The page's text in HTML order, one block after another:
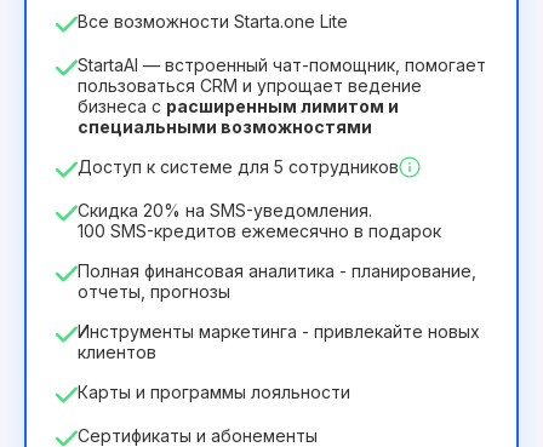
Количество сотрудников
Срок действия лицензии
12 Months(скидка -25%) Выгодный
349₴ 244₴/месяц
Все возможности Starta.one Lite
StartaAI — встроенный чат-помощник, помогает
пользоваться CRM и упрощает ведение
бизнеса с расширенным лимитом и
специальными возможностями
Доступ к системе для 5 сотрудников
Скидка 20% на SMS-уведомления.
100 SMS-кредитов ежемесячно в подарок
Полная финансовая аналитика - планирование,
отчеты, прогнозы
Инструменты маркетинга - привлекайте новых
клиентов
Карты и программы лояльности
Сертификаты и абонементы